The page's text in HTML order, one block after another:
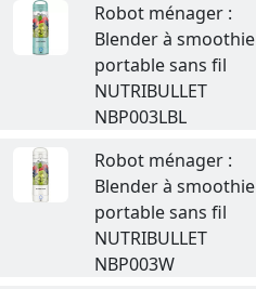
Robot ménager :
Blender à smoothie
portable sans fil
NUTRIBULLET
NBP003LBL
Robot ménager :
Blender à smoothie
portable sans fil
NUTRIBULLET
NBP003W